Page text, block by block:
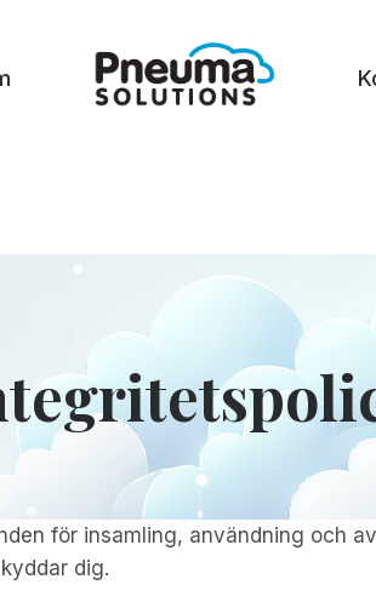
för insamling, användning och
dig.